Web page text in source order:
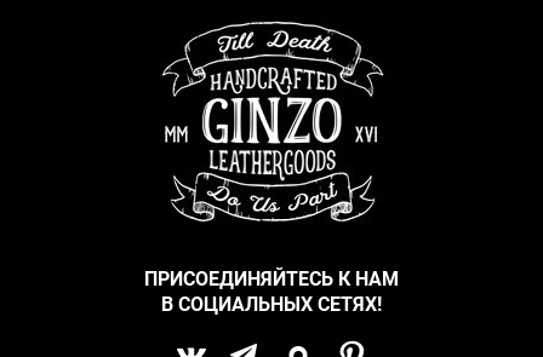
ПРИСОЕДИНЯЙТЕСЬ К НАМ
В СОЦИАЛЬНЫХ СЕТЯХ!